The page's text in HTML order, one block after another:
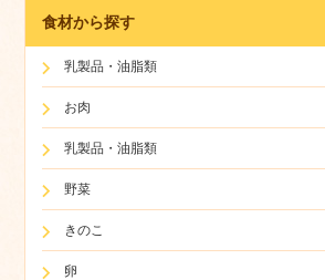
食材から探す
乳製品・油脂類
お肉
乳製品・油脂類
野菜
きのこ
卵